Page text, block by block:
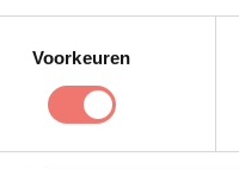
Voorkeuren
de single
en haalde
meer
en hij